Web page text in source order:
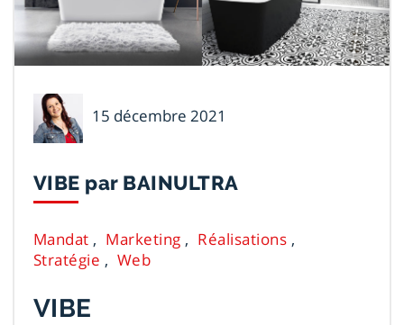
Larochelle
15 décembre 2021
VIBE par BAINULTRA
Mandat Marketing
Réalisations
Stratégie
Web
VIBE